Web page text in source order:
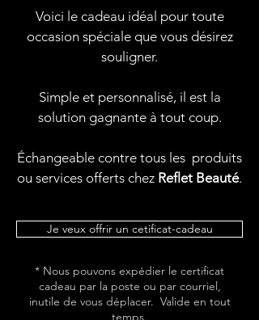
Voici le cadeau idéal pour toute
occasion spéciale que vous désirez
souligner.
Simple et personnalisé, il est la
solution gagnante à tout coup.
Échangeable contre tous les produits
ou services offerts chez Reflet Beauté.
Je veux offrir un cetificat-cadeau
* Nous pouvons expédier le certificat
cadeau par la poste ou par courriel,
inutile de vous déplacer. Valide en tout
temps.